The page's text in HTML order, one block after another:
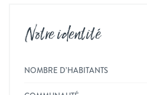
Notre identité
NOMBRE D’HABITANTS